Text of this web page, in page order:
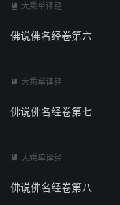
 大乘单译经
佛说佛名经卷第六
 大乘单译经
佛说佛名经卷第七
 大乘单译经
佛说佛名经卷第八